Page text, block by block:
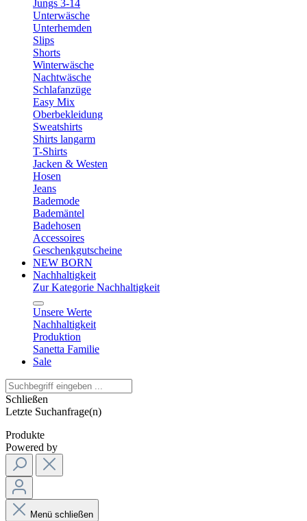
Jungs 3-14
Unterwäsche
Unterhemden
Slips
Shorts
Winterwäsche
Nachtwäsche
Schlafanzüge
Easy Mix
Oberbekleidung
Sweatshirts
Shirts langarm
T-Shirts
Jacken & Westen
Hosen
Jeans
Bademode
Bademäntel
Badehosen
Accessoires
Geschenkgutscheine
NEW BORN
Nachhaltigkeit
Zur Kategorie Nachhaltigkeit
Unsere Werte
Nachhaltigkeit
Produktion
Sanetta Familie
Sale
Schließen
Letzte Suchanfrage(n)
Produkte
Powered by
Menü schließen